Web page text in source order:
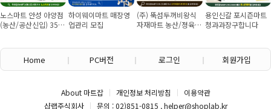
노스마트 안성 아양점
(농산/공산신입) 355
하이웨이마트 매장영
업관리 모집
(주) 뚝섬두꺼비왕식
자재마트 농산/졍육/
용인신갈 포시즌마트
청과과장구합니다
Home PC버전 로그인 회원가입
About 마트잡 개인정보 처리방침
이용약관
샵랩주식회사
문의 : 02)851-0815 , helper@shoplab.kr